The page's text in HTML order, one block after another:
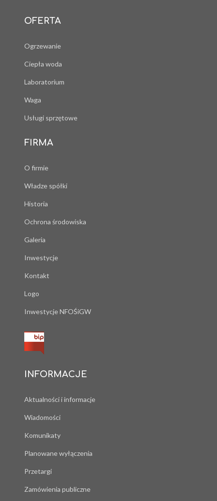
OFERTA
Ogrzewanie
Ciepła woda
Laboratorium
Waga
Usługi sprzętowe
FIRMA
O firmie
Władze spółki
Historia
Ochrona środowiska
Galeria
Inwestycje
Kontakt
Logo
Inwestycje NFOŚiGW
INFORMACJE
Aktualności i informacje
Wiadomości
Komunikaty
Planowane wyłączenia
Przetargi
Zamówienia publiczne